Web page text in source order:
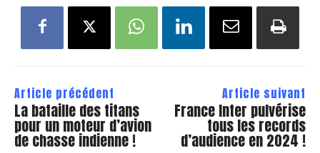
Article précédent
La bataille des titans
pour un moteur d’avion
de chasse indienne !
Article suivant
France Inter pulvérise
tous les records
d’audience en 2024 !